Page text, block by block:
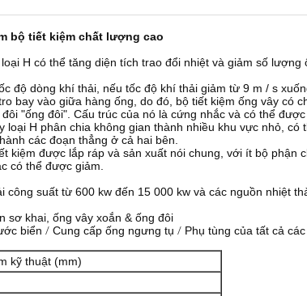
bộ tiết kiệm chất lượng cao
H có thể tăng diện tích trao đổi nhiệt và giảm số
độ dòng khí thải, nếu tốc độ khí thải giảm từ 9 m / s
bay vào giữa hàng ống, do đó, bộ tiết kiệm ống vây có
"ống đôi". Cấu trúc của nó là cứng nhắc và có thể
loại H phân chia không gian thành nhiều khu vực nhỏ,
các đoạn thẳng ở cả hai bên.
kiệm được lắp ráp và sản xuất nói chung, với ít bộ phận
có thể được giảm.
suất từ ​​600 kw đến 15 000 kw và các nguồn nhiệt
sơ khai, ống vây xoắn & ống đôi
biển / Cung cấp ống ngưng tụ / Phụ tùng của tất cả
kỹ thuật (mm)